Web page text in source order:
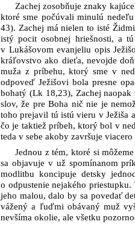
Zachej zosobňuje znaky
ktoré sme počúvali minulú
43). Zachej má nielen to isté
istý pocit osobnej hriešnosti, a
v Lukášovom evanjeliu opis
kráľovstvo ako dieťa, nevojde
muža z príbehu, ktorý sme v
odpoveď Ježišovi bola presne
bohatý (Lk 18,23), Zachej naopak
slov, že pre Boha nič nie je
toho prejavil tú istú vieru v Ježiša
čo je taktiež príbeh, ktorý bol v
teda v sebe akoby završuje
Jednou z tém, ktoré si
sa objavuje v už spomínanom
modlitbu koncipuje detsky
o odpustenie nejakého
jeho malou, dalo by sa povedať
vážený a ľuďmi obávaný muž
nevšíma okolie, ale všetku